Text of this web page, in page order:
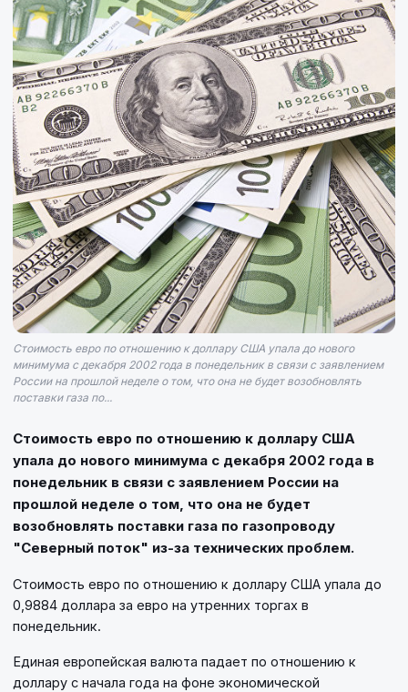
Стоимость евро по отношению к доллару США упала до нового
минимума с декабря 2002 года в понедельник в связи с заявлением
России на прошлой неделе о том, что она не будет возобновлять
поставки газа по...
Стоимость евро по отношению к доллару США
упала до нового минимума с декабря 2002 года в
понедельник в связи с заявлением России на
прошлой неделе о том, что она не будет
возобновлять поставки газа по газопроводу
"Северный поток" из-за технических проблем.
Стоимость евро по отношению к доллару США упала до
0,9884 доллара за евро на утренних торгах в
понедельник.
Единая европейская валюта падает по отношению к
доллару с начала года на фоне экономической